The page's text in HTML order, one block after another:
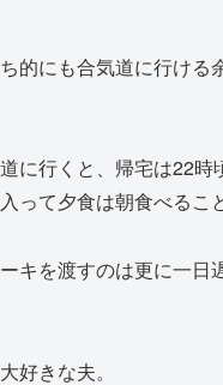
的にも合気道に行ける
に行くと、帰宅は22時
って夕食は朝食べるこ
キを渡すのは更に一日
好きな夫。